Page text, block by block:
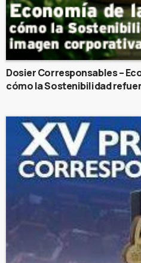
Dosier Corresponsables –
cómo la Sostenibilidad